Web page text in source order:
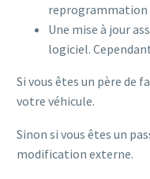
reprogrammation
Une mise à jour
logiciel.
Si vous êtes un père
votre véhicule.
Sinon si vous êtes un
modification externe.